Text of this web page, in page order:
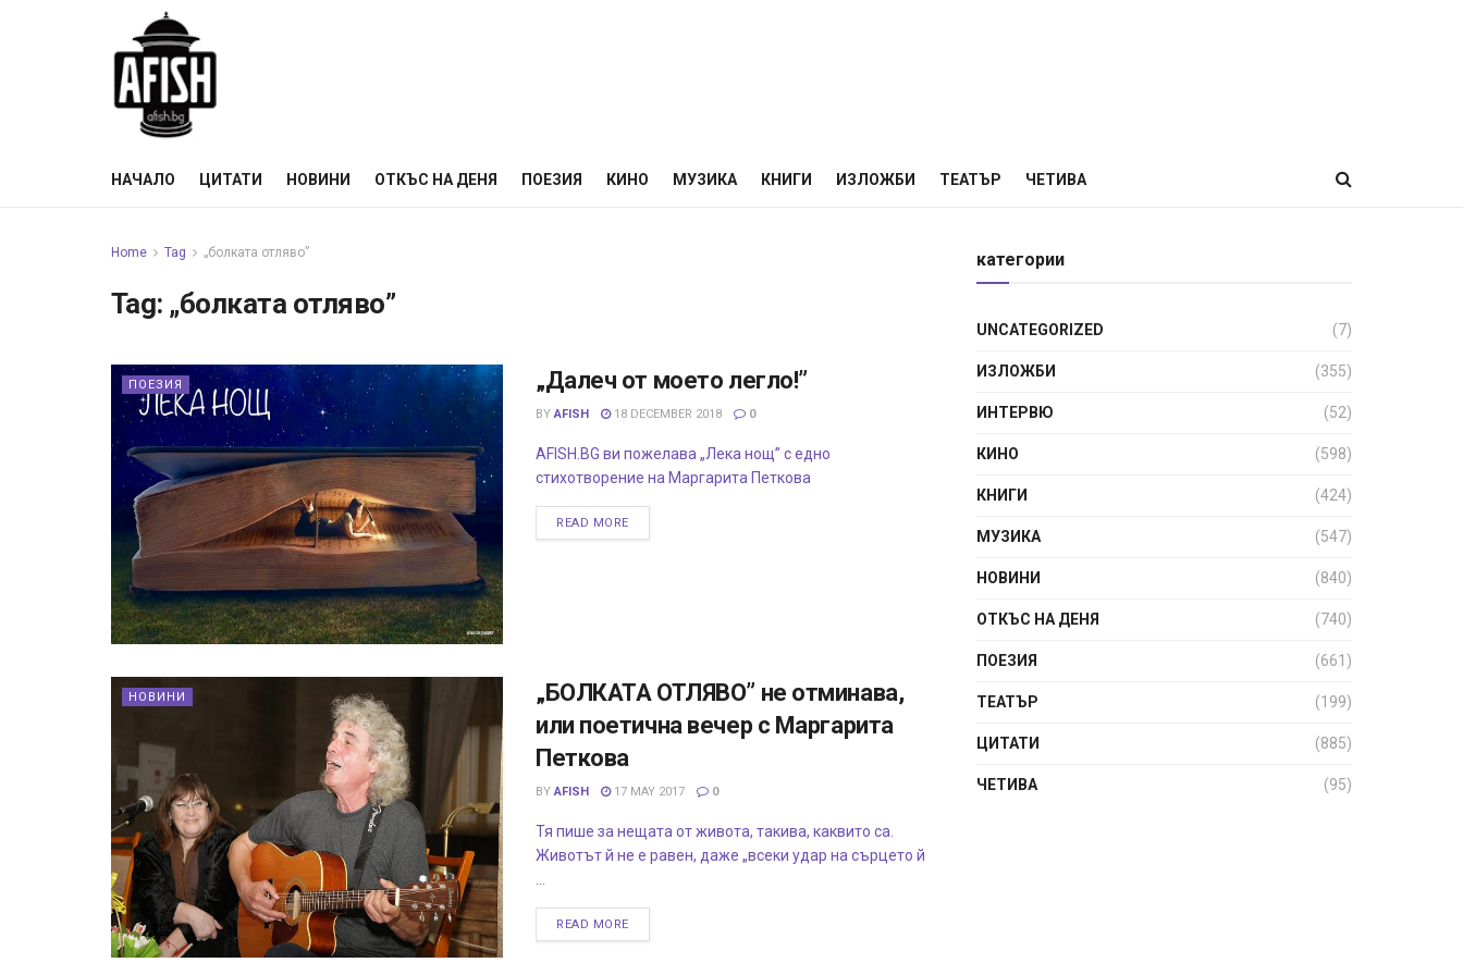
НАЧАЛО ЦИТАТИ НОВИНИ ОТКЪС НА ДЕНЯ ПОЕЗИЯ КИНО МУЗИКА КНИГИ ИЗЛОЖБИ ТЕАТЪР ЧЕТИВА
Home Tag „болката отляво”
Tag: „болката отляво”
ПОЕЗИЯ „Далеч от моето легло!”
BY AFISH 18 DECEMBER 2018 0
AFISH.BG ви пожелава „Лека нощ” с едно
стихотворение на Маргарита Петкова
READ MORE
НОВИНИ
„БОЛКАТА ОТЛЯВО” не отминава,
или поетична вечер с Маргарита
Петкова
BY AFISH 17 MAY 2017 0
Тя пише за нещата от живота, такива, каквито са.
Животът й не е равен, даже „всеки удар на сърцето й
...
READ MORE
категории
UNCATEGORIZED (7)
ИЗЛОЖБИ (355)
ИНТЕРВЮ (52)
КИНО (598)
КНИГИ (424)
МУЗИКА (547)
НОВИНИ (840)
ОТКЪС НА ДЕНЯ (740)
ПОЕЗИЯ (661)
ТЕАТЪР (199)
ЦИТАТИ (885)
ЧЕТИВА (95)